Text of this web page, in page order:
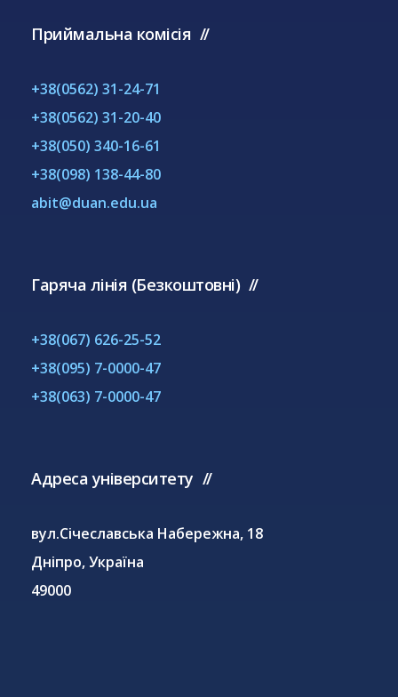
Приймальна комісія
+38(0562) 31-24-71
+38(0562) 31-20-40
+38(050) 340-16-61
+38(098) 138-44-80
abit@duan.edu.ua
Гаряча лінія (Безкоштовні)
+38(067) 626-25-52
+38(095) 7-0000-47
+38(063) 7-0000-47
Адреса університету
вул.Січеславська Набережна, 18
Дніпро, Україна
49000